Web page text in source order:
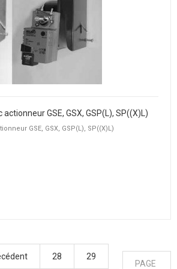
GSE, GSX, GSP(L), SP((X)L)
GSE, GSX, GSP(L), SP((X)L)
28 29
PAGE